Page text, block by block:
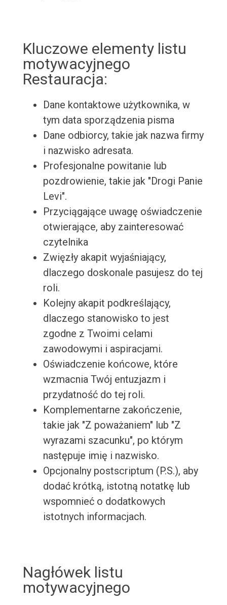
Kluczowe elementy listu
motywacyjnego
Restauracja:
Dane kontaktowe użytkownika, w
tym data sporządzenia pisma
Dane odbiorcy, takie jak nazwa firmy
i nazwisko adresata.
Profesjonalne powitanie lub
pozdrowienie, takie jak "Drogi Panie
Levi".
Przyciągające uwagę oświadczenie
otwierające, aby zainteresować
czytelnika
Zwięzły akapit wyjaśniający,
dlaczego doskonale pasujesz do tej
roli.
Kolejny akapit podkreślający,
dlaczego stanowisko to jest
zgodne z Twoimi celami
zawodowymi i aspiracjami.
Oświadczenie końcowe, które
wzmacnia Twój entuzjazm i
przydatność do tej roli.
Komplementarne zakończenie,
takie jak "Z poważaniem" lub "Z
wyrazami szacunku", po którym
następuje imię i nazwisko.
Opcjonalny postscriptum (P.S.), aby
dodać krótką, istotną notatkę lub
wspomnieć o dodatkowych
istotnych informacjach.
Nagłówek listu
motywacyjnego